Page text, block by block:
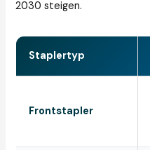
2030 steigen.
Staplertyp
Frontstapler